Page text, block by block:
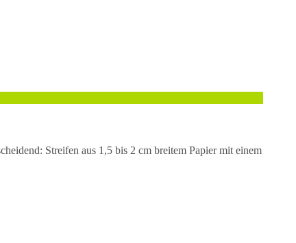
Streifen aus 1,5 bis 2 cm breitem Papier mit einem